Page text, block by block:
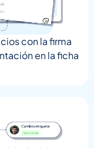
con la firma
en la ficha